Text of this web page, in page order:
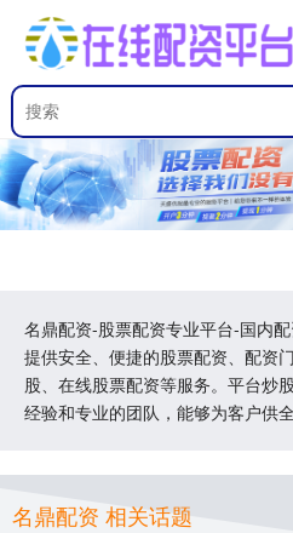
名鼎配资-股票配资专业平台-国内
提供安全、便捷的股票配资、配资
股、在线股票配资等服务。平台炒
经验和专业的团队，能够为客户供
名鼎配资 相关话题